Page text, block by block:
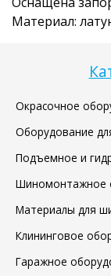
Окрасочное
Оборудование
Подъемное и
Шиномонтажное
Материалы для
Клининговое
Гаражное
Материал: